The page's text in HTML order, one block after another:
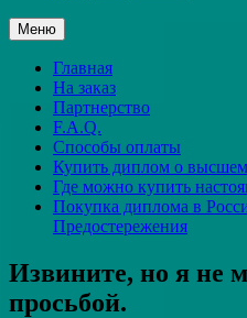
Меню
Главная
На заказ
Партнерство
F.A.Q.
Способы оплаты
Купить диплом о высшем
Где можно купить
Покупка диплома в
Предостережения
Извините, но я не
просьбой.